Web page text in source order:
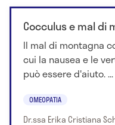
Cocculus e mal di
Il mal di montagna
cui la nausea e le
può essere d'aiuto. ...
OMEOPATIA
Dr.ssa Erika Cristiana